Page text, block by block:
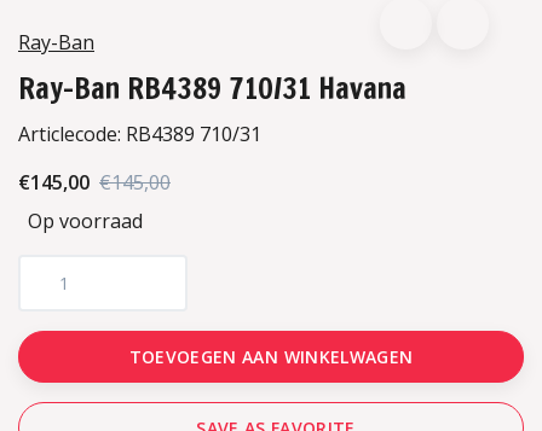
Ray-Ban
Ray-Ban RB4389 710/31 Havana
Articlecode: RB4389 710/31
€145,00 €145,00
Op voorraad
TOEVOEGEN AAN WINKELWAGEN